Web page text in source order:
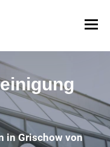
in Grischow von